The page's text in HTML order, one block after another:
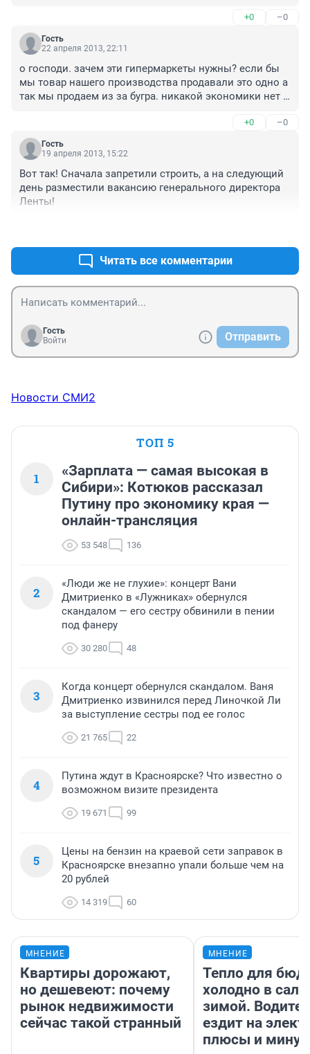
+0 –0
Гость
22 апреля 2013, 22:11
о господи. зачем эти гипермаркеты нужны? если бы
мы товар нашего производства продавали это одно а
так мы продаем из за бугра. никакой экономики нет и
+0 –0
Гость
19 апреля 2013, 15:22
Вот так! Сначала запретили строить, а на следующий
день разместили вакансию генерального директора
Ленты!
Читать все комментарии
Гость
Войти
Отправить
Новости СМИ2
ТОП 5
1
«Зарплата — самая высокая в
Сибири»: Котюков рассказал
Путину про экономику края —
онлайн-трансляция
53 548 136
2
«Люди же не глухие»: концерт Вани
Дмитриенко в «Лужниках» обернулся
скандалом — его сестру обвинили в пении
под фанеру
30 280 48
3
Когда концерт обернулся скандалом. Ваня
Дмитриенко извинился перед Линочкой Ли
за выступление сестры под ее голос
21 765 22
4
Путина ждут в Красноярске? Что известно о
возможном визите президента
19 671 99
5
Цены на бензин на краевой сети заправок в
Красноярске внезапно упали больше чем на
20 рублей
14 319 60
МНЕНИЕ
Квартиры дорожают,
но дешевеют: почему
рынок недвижимости
сейчас такой странный
МНЕНИЕ
Тепло для
холодно в
зимой.
ездит на
плюсы и